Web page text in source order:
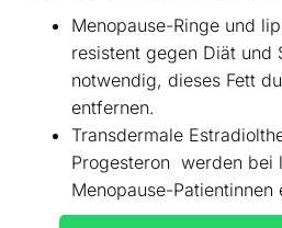
Menopause-Ringe und
resistent gegen Diät und
notwendig, dieses Fett
entfernen.
Transdermale
Progesteron werden bei
Menopause-Patientinnen